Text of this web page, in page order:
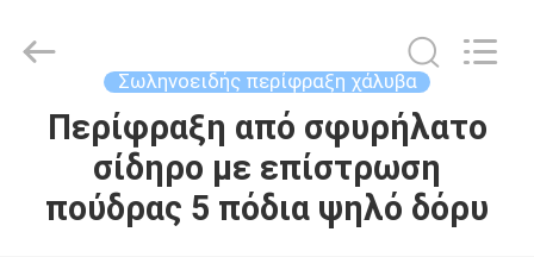
ΣΠΊΤΙ
ΠΡΟΪΌΝΤΑ
supplier.
Copyright
Products
Σωληνοειδής περίφραξη χάλυβα
Περίφραξη από σφυρήλατο
σίδηρο με επίστρωση
πούδρας 5 πόδια ψηλό δόρυ